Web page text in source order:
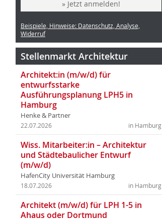
» Jetzt anmelden!
Beispiele, Hinweise: Datenschutz, Analyse,
Widerruf
Stellenmarkt Architektur
Architekt:in (m/w/d) für
entwurfsstarke
Ausführungsplanung LPH5 in
Hamburg
Henke & Partner
in Hamburg
22.07.2026
Wiss. Mitarbeiter:in – Architektur
und Städtebaulicher Entwurf
(m/w/d)
HafenCity Universität Hamburg
in Hamburg
18.07.2026
Architekt (m/w/d) für LPH 1-5 in
Ahaus oder Dortmund